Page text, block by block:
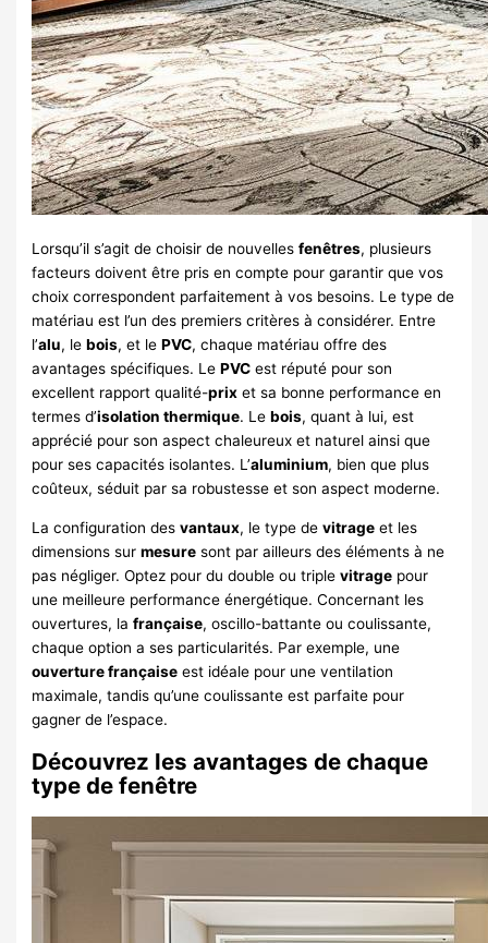
Lorsqu’il s’agit de choisir de nouvellesfenêtres, plusieurs
facteurs doivent être pris en compte pour garantir que vos
choix correspondent parfaitement à vos besoins. Le type de
matériau est l’un des premiers critères à considérer. Entre
l’alu, lebois, et lePVC, chaque matériau offre des
avantages spécifiques. LePVC est réputé pour son
excellent rapport qualité-prix et sa bonne performance en
termes d’isolation thermique. Lebois, quant à lui, est
apprécié pour son aspect chaleureux et naturel ainsi que
pour ses capacités isolantes. L’aluminium, bien que plus
coûteux, séduit par sa robustesse et son aspect moderne.
La configuration desvantaux, le type devitrage et les
dimensions surmesure sont par ailleurs des éléments à ne
pas négliger. Optez pour du double ou triplevitrage pour
une meilleure performance énergétique. Concernant les
ouvertures, lafrançaise, oscillo-battante ou coulissante,
chaque option a ses particularités. Par exemple, une
ouverture française est idéale pour une ventilation
maximale, tandis qu’une coulissante est parfaite pour
gagner de l’espace.
Découvrez les avantages de chaque
type de fenêtre